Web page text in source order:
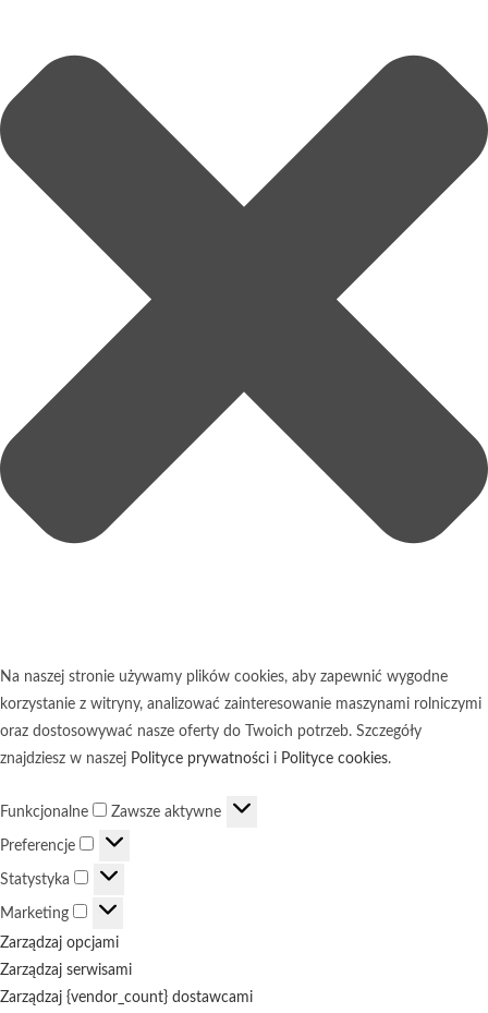
Na naszej stronie używamy plików cookies, aby zapewnić wygodne
korzystanie z witryny, analizować zainteresowanie maszynami rolniczymi
oraz dostosowywać nasze oferty do Twoich potrzeb. Szczegóły
znajdziesz w naszej Polityce prywatności i Polityce cookies.
Funkcjonalne Funkcjonalne
Zawsze aktywne
Preferencje Preferencje
Statystyka Statystyka
Marketing Marketing
Zarządzaj opcjami
Zarządzaj serwisami
Zarządzaj {vendor_count} dostawcami